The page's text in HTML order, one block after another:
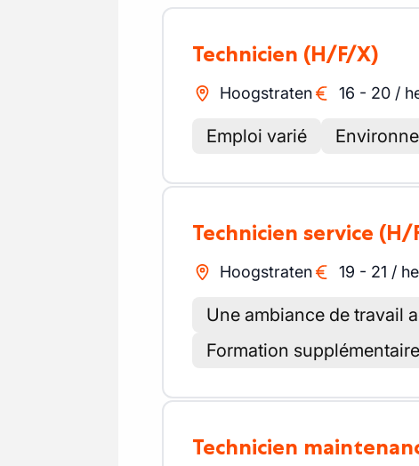
Technicien (H/F/X)
Hoogstraten 16 - 20 /
Emploi varié
Technicien service (H/
Hoogstraten 19 - 21 /
Une ambiance de travail
Formation
Technicien